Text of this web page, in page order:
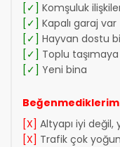
[✓] Komşuluk
[✓] Kapalı garaj var
[✓] Hayvan dostu
[✓] Toplu taşımaya
[✓] Yeni bina
Beğenmediklerim
[X] Altyapı iyi değil,
[X] Trafik çok yoğun